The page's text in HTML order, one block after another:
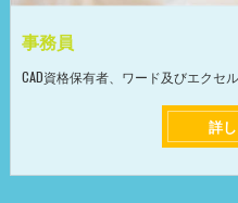
事務員
CAD資格保有者、ワード及びエクセ
詳